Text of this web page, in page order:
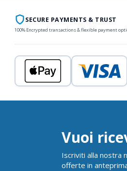
SECURE PAYMENTS & TRUST
100% Encrypted transactions & flexible payment
Vuoi
Iscriviti alla nostra
offerte in